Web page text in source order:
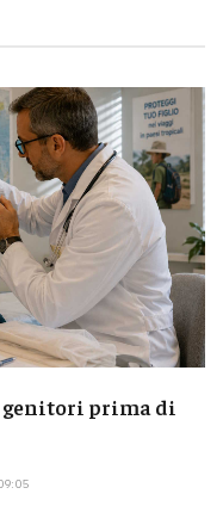
genitori prima di